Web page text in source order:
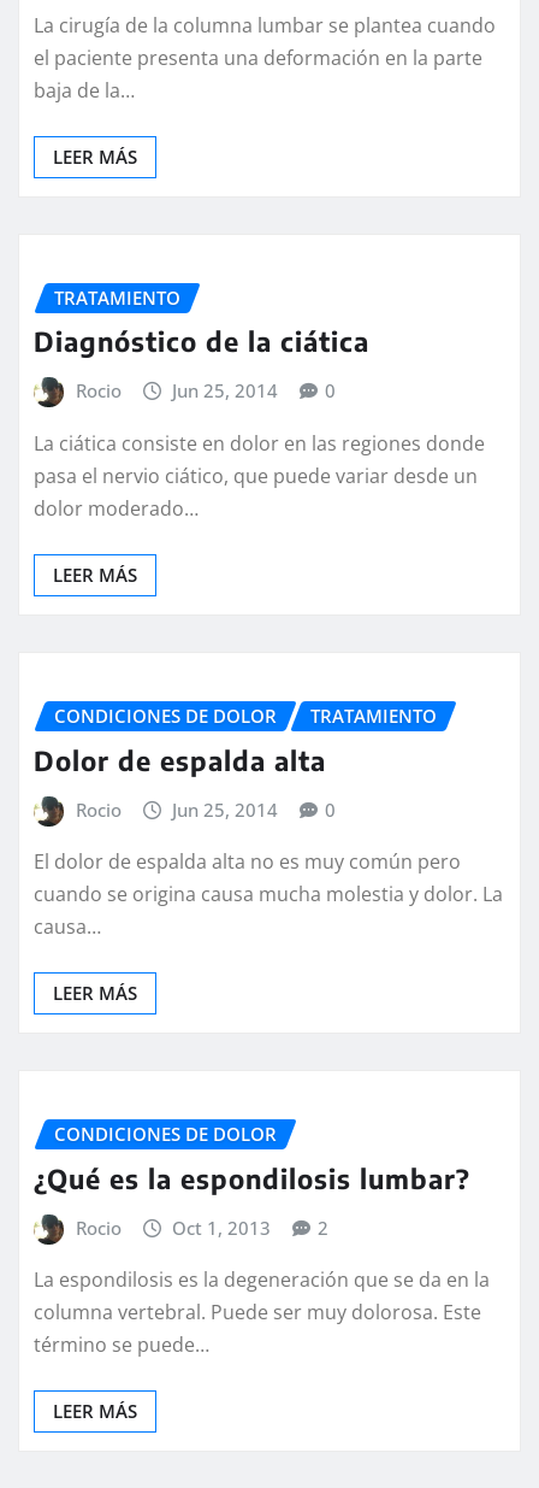
La cirugía de la columna lumbar se plantea cuando
el paciente presenta una deformación en la parte
baja de la…
LEER MÁS
TRATAMIENTO
Diagnóstico de la ciática
Rocio Jun 25, 2014 0
La ciática consiste en dolor en las regiones donde
pasa el nervio ciático, que puede variar desde un
dolor moderado…
LEER MÁS
CONDICIONES DE DOLOR TRATAMIENTO
Dolor de espalda alta
Rocio Jun 25, 2014 0
El dolor de espalda alta no es muy común pero
cuando se origina causa mucha molestia y dolor. La
causa…
LEER MÁS
CONDICIONES DE DOLOR
¿Qué es la espondilosis lumbar?
Rocio Oct 1, 2013 2
La espondilosis es la degeneración que se da en la
columna vertebral. Puede ser muy dolorosa. Este
término se puede…
LEER MÁS